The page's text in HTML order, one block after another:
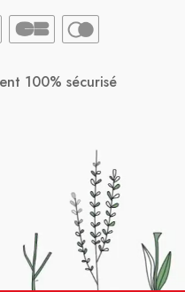
100% sécurisé